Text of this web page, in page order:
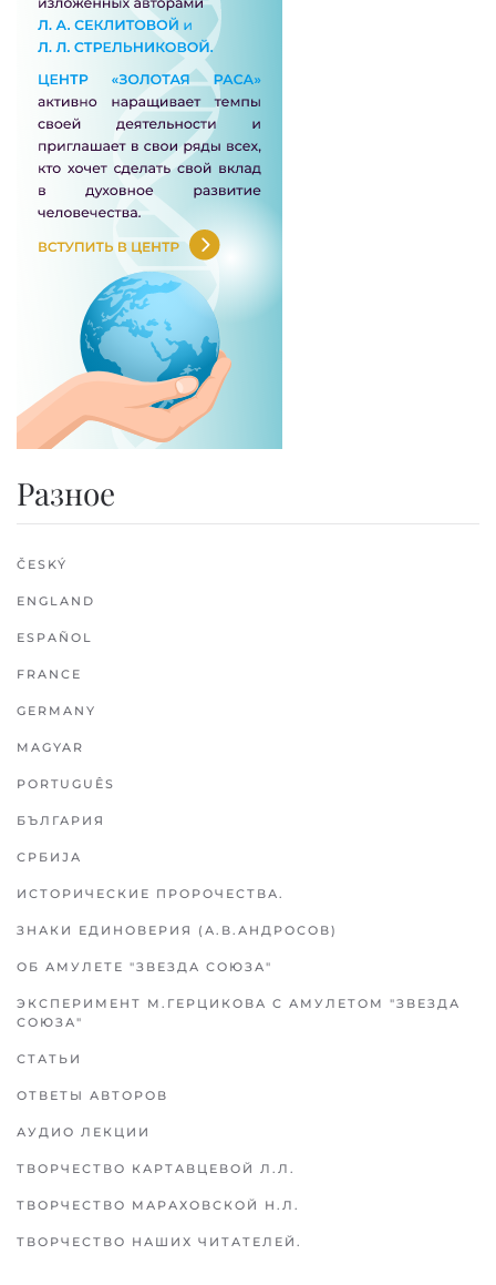
Разное
ČESKÝ
ENGLAND
ESPAÑOL
FRANCE
GERMANY
MAGYAR
PORTUGUÊS
БЪЛГАРИЯ
СРБИЈА
ИСТОРИЧЕСКИЕ ПРОРОЧЕСТВА.
ЗНАКИ ЕДИНОВЕРИЯ (А.В.АНДРОСОВ)
ОБ АМУЛЕТЕ "ЗВЕЗДА СОЮЗА"
ЭКСПЕРИМЕНТ М.ГЕРЦИКОВА С АМУЛЕТОМ "ЗВЕЗДА
СОЮЗА"
СТАТЬИ
ОТВЕТЫ АВТОРОВ
АУДИО ЛЕКЦИИ
ТВОРЧЕСТВО КАРТАВЦЕВОЙ Л.Л.
ТВОРЧЕСТВО МАРАХОВСКОЙ Н.Л.
ТВОРЧЕСТВО НАШИХ ЧИТАТЕЛЕЙ.